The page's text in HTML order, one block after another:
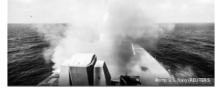
Фото: U.S. Navy/REUTERS